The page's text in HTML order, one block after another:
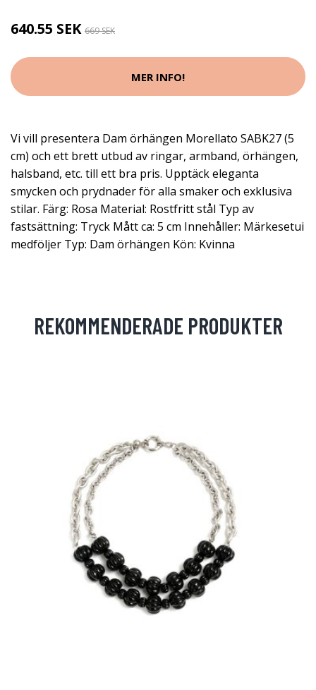
640.55 SEK 669 SEK
MER INFO!
Vi vill presentera Dam örhängen Morellato SABK27 (5
cm) och ett brett utbud av ringar, armband, örhängen,
halsband, etc. till ett bra pris. Upptäck eleganta
smycken och prydnader för alla smaker och exklusiva
stilar. Färg: Rosa Material: Rostfritt stål Typ av
fastsättning: Tryck Mått ca: 5 cm Innehåller: Märkesetui
medföljer Typ: Dam örhängen Kön: Kvinna
REKOMMENDERADE PRODUKTER